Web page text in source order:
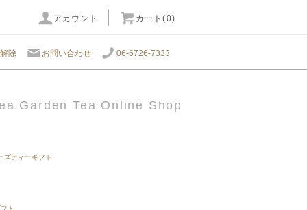
アカウント カート(0)
除 お問い合わせ 06-6726-7333
Garden Tea Online Shop
ズティーギフト
ト